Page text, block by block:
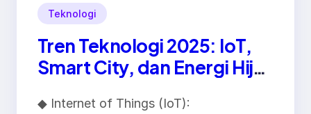
Teknologi
Tren Teknologi 2025: IoT,
Smart City, dan Energi Hijau
◆ Internet of Things (IoT):